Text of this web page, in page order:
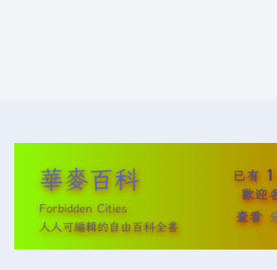
華麥百科
Forbidden Cities
人人可編輯的自由百科全書
已有
歡迎
查看